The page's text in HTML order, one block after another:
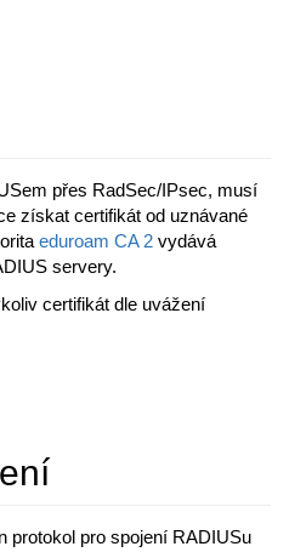
přes RadSec/IPsec, musí
získat certifikát od uznávané
eduroam CA 2 vydává
servery.
certifikát dle uvážení
protokol pro spojení RADIUSu